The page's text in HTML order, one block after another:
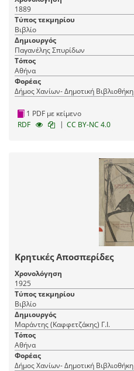
1889
Τύπος τεκμηρίου
Βιβλίο
Δημιουργός
Παγανέλης Σπυρίδων
Τόπος
Αθήνα
Φορέας
Δήμος Χανίων- Δημοτική Βιβλιοθήκη
1 PDF με κείμενο
RDF
| CC BY-NC 4.0
Κρητικές Αποσπερίδες
Χρονολόγηση
1925
Τύπος τεκμηρίου
Βιβλίο
Δημιουργός
Μαράντης (Καφφετζάκης) Γ.Ι.
Τόπος
Αθήνα
Φορέας
Δήμος Χανίων- Δημοτική Βιβλιοθήκη